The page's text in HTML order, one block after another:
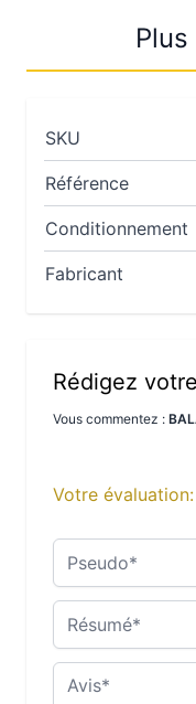
Plus
SKU
Référence
Conditionnement
Fabricant
Rédigez
Vous commentez :
Votre évaluation:
Pseudo
Résumé
Avis